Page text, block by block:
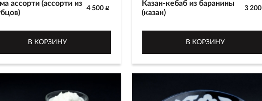
4 500 p
ассорти (ассорти из
- праздничное блюдо,
фаршированный
баклажан,
В КОРЗИНУ
3 200
Казан-кебаб из баранины
(казан)
приготовленная с картофелем в
перцем.
В КОРЗИНУ